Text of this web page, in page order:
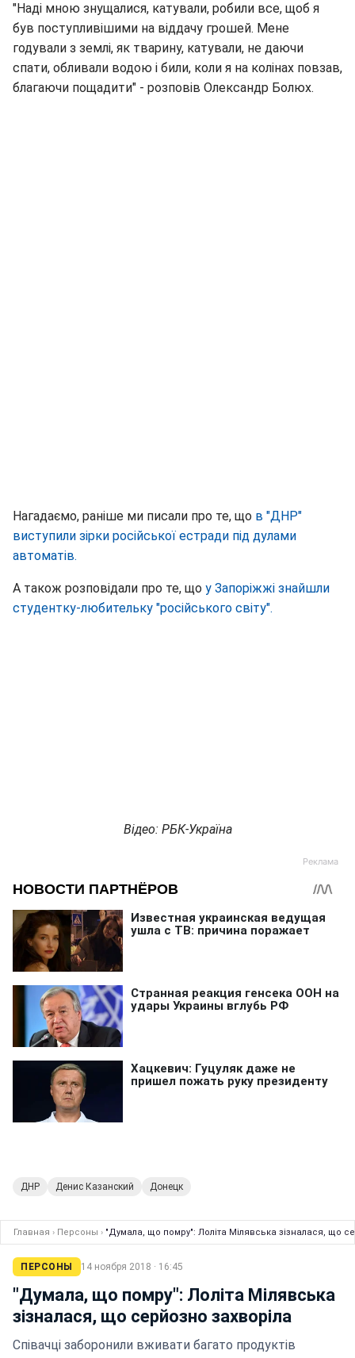
"Наді мною знущалися, катували, робили все, щоб я
був поступливішими на віддачу грошей. Мене
годували з землі, як тварину, катували, не даючи
спати, обливали водою і били, коли я на колінах повзав,
благаючи пощадити" - розповів Олександр Болюх.
Нагадаємо, раніше ми писали про те, що в "ДНР"
виступили зірки російської естради під дулами
автоматів.
А також розповідали про те, що у Запоріжжі знайшли
студентку-любительку "російського світу".
Відео: РБК-Україна
ДНР Денис Казанский Донецк
Главная › Персоны › "Думала, що помру": Лоліта Мілявська зізналася, що
ПЕРСОНЫ 14 ноября 2018 · 16:45
"Думала, що помру": Лоліта Мілявська
зізналася, що серйозно захворіла
Співачці заборонили вживати багато продуктів